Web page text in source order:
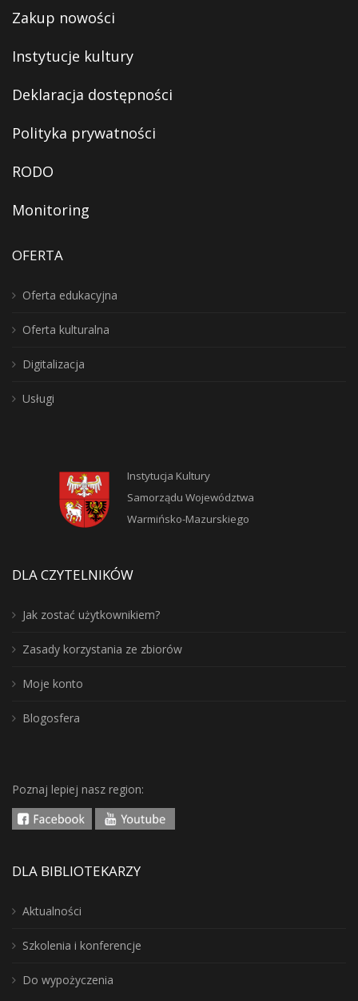
Zakup nowości
Instytucje kultury
Deklaracja dostępności
Polityka prywatności
RODO
Monitoring
OFERTA
Oferta edukacyjna
Oferta kulturalna
Digitalizacja
Usługi
Instytucja Kultury
Samorządu Województwa
Warmińsko-Mazurskiego
DLA CZYTELNIKÓW
Jak zostać użytkownikiem?
Zasady korzystania ze zbiorów
Moje konto
Blogosfera
Poznaj lepiej nasz region:
DLA BIBLIOTEKARZY
Aktualności
Szkolenia i konferencje
Do wypożyczenia